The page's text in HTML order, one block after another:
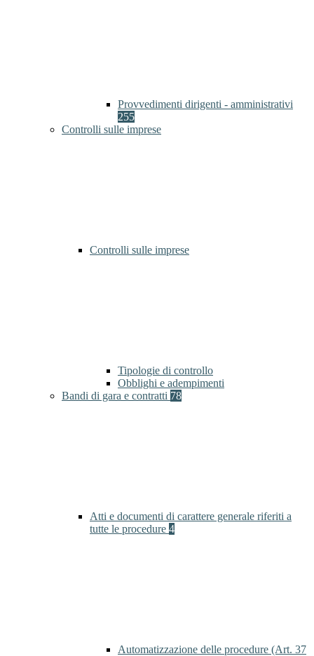
Provvedimenti dirigenti - amministrativi
255
Controlli sulle imprese
Controlli sulle imprese
Tipologie di controllo
Obblighi e adempimenti
Bandi di gara e contratti 78
Atti e documenti di carattere generale riferiti a
tutte le procedure 4
Automatizzazione delle procedure (Art. 37